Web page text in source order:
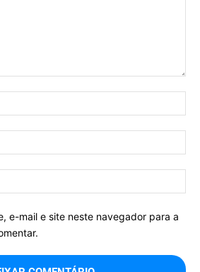
e-mail e site neste navegador para a